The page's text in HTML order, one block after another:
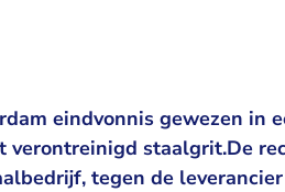
eindvonnis gewezen in
verontreinigd staalgrit.De
tegen de